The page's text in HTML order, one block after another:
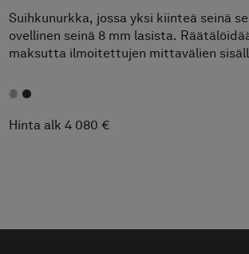
Suihkunurkka, jossa yksi kiinteä seinä
ovellinen seinä 8 mm lasista.
maksutta ilmoitettujen mittavälien
mukaan.
Hinta alk 4 080 €